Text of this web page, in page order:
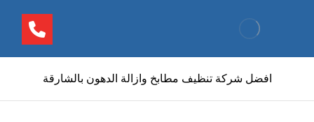
افضل شركة تنظيف مطابخ وازالة الدهون بالشارقة